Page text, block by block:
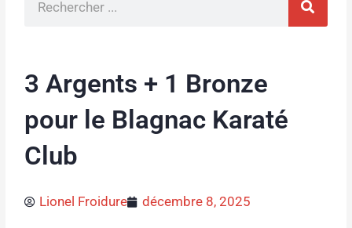
3 Argents + 1 Bronze
pour le Blagnac Karaté
Club
Lionel Froidure décembre 8, 2025